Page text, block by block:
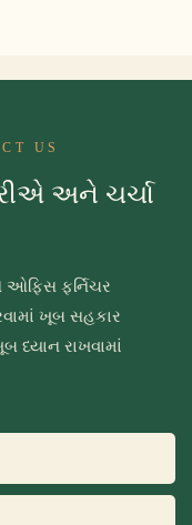
US
અને ચર્ચા
ફર્નિચર
ખૂબ સહકાર
ધ્યાન રાખવામાં